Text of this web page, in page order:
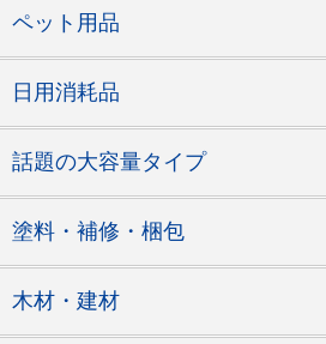
ペット用品
日用消耗品
話題の大容量タイプ
塗料・補修・梱包
木材・建材